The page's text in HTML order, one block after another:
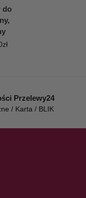
do
zł
Przelewy24
/ Karta / BLIK